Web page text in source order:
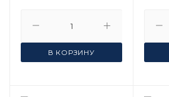
В КОРЗИНУ